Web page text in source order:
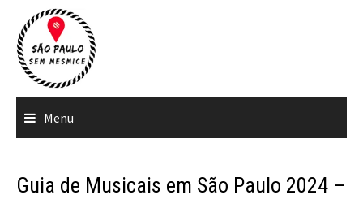
para
conteúdo
Menu
Guia de Musicais em São Paulo 2024 –